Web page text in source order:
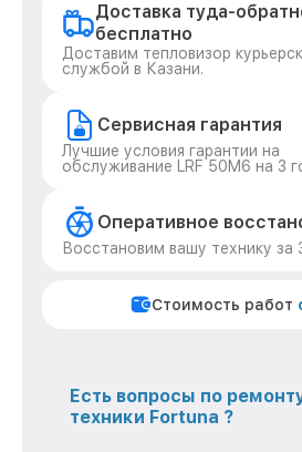
Доставка туда-
бесплатно
Доставим тепловизор
службой в Казани.
Сервисная гарантия
Лучшие условия гарантии на
обслуживание LRF 50M6 на 3
Оперативное
Восстановим вашу технику за
Стоимость работ
Есть вопросы по
техники Fortuna ?